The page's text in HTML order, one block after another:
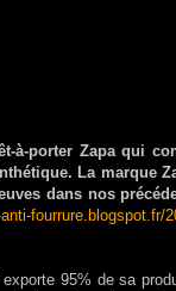
à-porter Zapa qui
La marque
dans nos
fourrure.blogspot.fr/
95% de sa